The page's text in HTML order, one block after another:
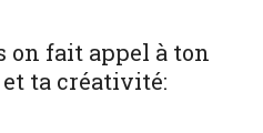
on fait appel à ton
ta créativité: